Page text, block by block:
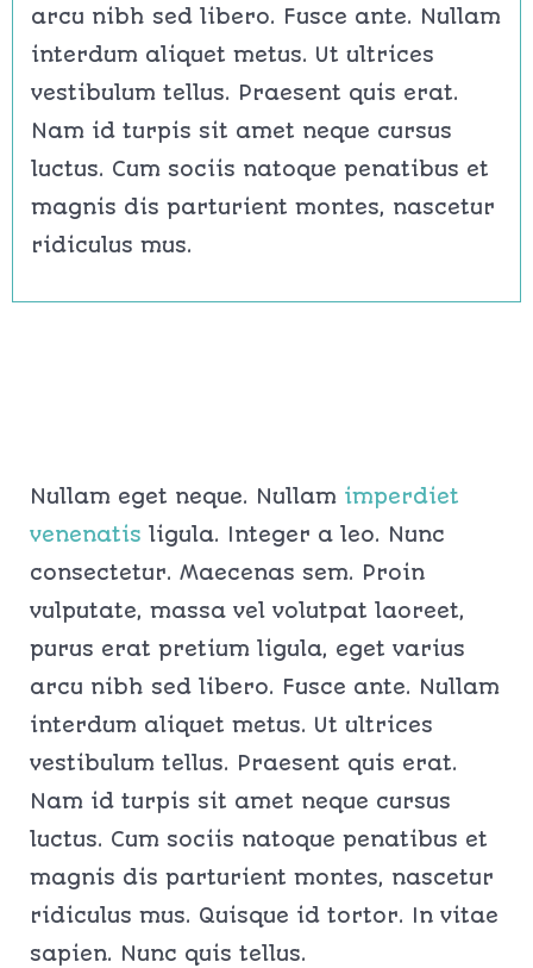
arcu nibh sed libero. Fusce ante. Nullam
interdum aliquet metus. Ut ultrices
vestibulum tellus. Praesent quis erat.
Nam id turpis sit amet neque cursus
luctus. Cum sociis natoque penatibus et
magnis dis parturient montes, nascetur
ridiculus mus.
Nullam eget neque. Nullam imperdiet
venenatis ligula. Integer a leo. Nunc
consectetur. Maecenas sem. Proin
vulputate, massa vel volutpat laoreet,
purus erat pretium ligula, eget varius
arcu nibh sed libero. Fusce ante. Nullam
interdum aliquet metus. Ut ultrices
vestibulum tellus. Praesent quis erat.
Nam id turpis sit amet neque cursus
luctus. Cum sociis natoque penatibus et
magnis dis parturient montes, nascetur
ridiculus mus. Quisque id tortor. In vitae
sapien. Nunc quis tellus.